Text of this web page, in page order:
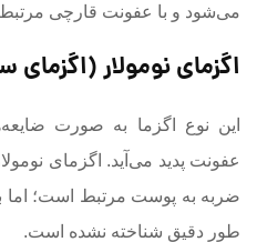
می‌شود و با عفونت قارچی
اگزمای نومولار
این نوع اگزما به صورت
عفونت پدید می‌آید. اگزمای
ضربه به پوست مرتبط است؛ اما
طور دقیق شناخته نشده است.